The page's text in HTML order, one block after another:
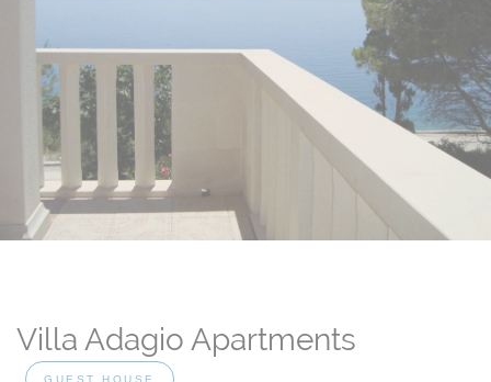
Villa Adagio Apartments